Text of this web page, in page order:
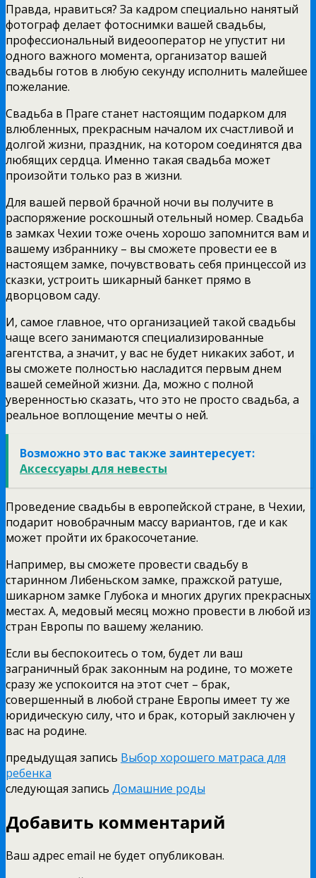
Правда, нравиться? За кадром специально нанятый
фотограф делает фотоснимки вашей свадьбы,
профессиональный видеооператор не упустит ни
одного важного момента, организатор вашей
свадьбы готов в любую секунду исполнить малейшее
пожелание.
Свадьба в Праге станет настоящим подарком для
влюбленных, прекрасным началом их счастливой и
долгой жизни, праздник, на котором соединятся два
любящих сердца. Именно такая свадьба может
произойти только раз в жизни.
Для вашей первой брачной ночи вы получите в
распоряжение роскошный отельный номер. Свадьба
в замках Чехии тоже очень хорошо запомнится вам и
вашему избраннику – вы сможете провести ее в
настоящем замке, почувствовать себя принцессой из
сказки, устроить шикарный банкет прямо в
дворцовом саду.
И, самое главное, что организацией такой свадьбы
чаще всего занимаются специализированные
агентства, а значит, у вас не будет никаких забот, и
вы сможете полностью насладится первым днем
вашей семейной жизни. Да, можно с полной
уверенностью сказать, что это не просто свадьба, а
реальное воплощение мечты о ней.
Возможно это вас также заинтересует:
Аксессуары для невесты
Проведение свадьбы в европейской стране, в Чехии,
подарит новобрачным массу вариантов, где и как
может пройти их бракосочетание.
Например, вы сможете провести свадьбу в
старинном Либеньском замке, пражской ратуше,
шикарном замке Глубока и многих других прекрасных
местах. А, медовый месяц можно провести в любой из
стран Европы по вашему желанию.
Если вы беспокоитесь о том, будет ли ваш
заграничный брак законным на родине, то можете
сразу же успокоится на этот счет – брак,
совершенный в любой стране Европы имеет ту же
юридическую силу, что и брак, который заключен у
вас на родине.
предыдущая запись Выбор хорошего матраса для
ребенка
следующая запись Домашние роды
Добавить комментарий
Ваш адрес email не будет опубликован.